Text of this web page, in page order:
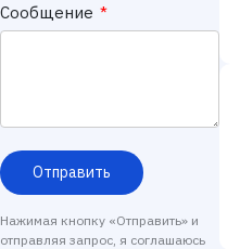
Сообщение *
Отправить
Нажимая кнопку «Отправить» и
отправляя запрос, я соглашаюсь